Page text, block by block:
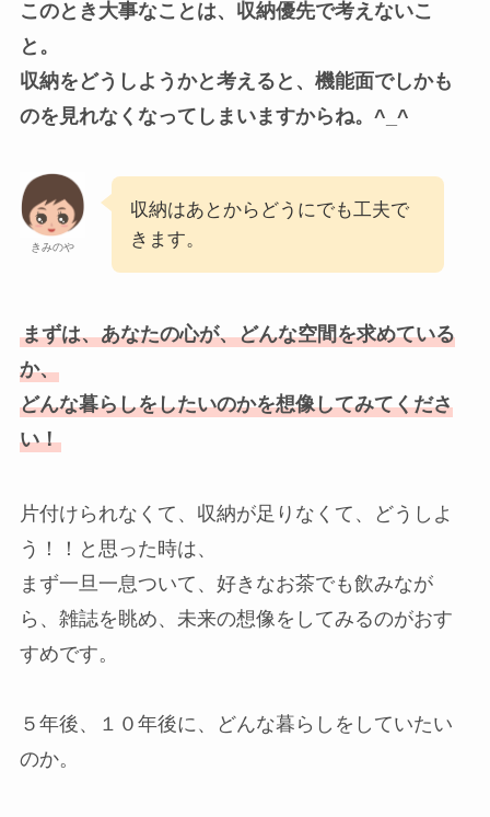
このとき大事なことは、収納優先で考えないこ
と。
収納をどうしようかと考えると、機能面でしかも
のを見れなくなってしまいますからね。^_^
きみのや
収納はあとからどうにでも工夫で
きます。
まずは、あなたの心が、どんな空間を求めている
か、
どんな暮らしをしたいのかを想像してみてくださ
い！
片付けられなくて、収納が足りなくて、どうしよ
う！！と思った時は、
まず一旦一息ついて、好きなお茶でも飲みなが
ら、雑誌を眺め、未来の想像をしてみるのがおす
すめです。
５年後、１０年後に、どんな暮らしをしていたい
のか。